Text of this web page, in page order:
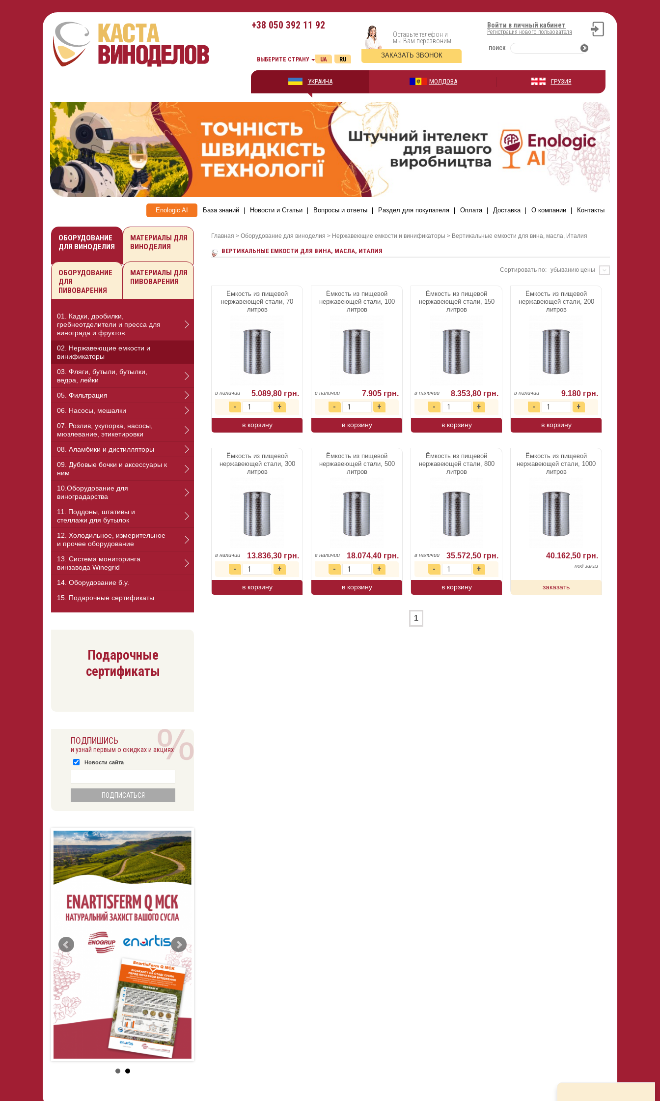
+38 050 392 11 92 Войти в личный кабинет
Регистрация нового пользователя
ПОИСК
Оставьте телефон и
мы Вам перезвоним
ЗАКАЗАТЬ ЗВОНОК
ВЫБЕРИТЕ СТРАНУ RU
UA
УКРАИНА МОЛДОВА ГРУЗИЯ
Enologic AI База знаний Новости и Статьи Вопросы и ответы Раздел для покупателя Оплата Доставка О компании Контакты
Главная > Оборудование для виноделия > Нержавеющие емкости и винификаторы > Вертикальные емкости для вина, масла, Италия
ВЕРТИКАЛЬНЫЕ ЕМКОСТИ ДЛЯ ВИНА, МАСЛА, ИТАЛИЯ
Сортировать по: убыванию цены
Ёмкость из пищевой
нержавеющей стали, 70
литров
в наличии 5.089,80 грн.
в корзину
Ёмкость из пищевой
нержавеющей стали, 100
литров
в наличии 7.905 грн.
в корзину
Ёмкость из пищевой
нержавеющей стали, 150
литров
в наличии 8.353,80 грн.
в корзину
Ёмкость из пищевой
нержавеющей стали, 200
литров
в наличии 9.180 грн.
в корзину
Ёмкость из пищевой
нержавеющей стали, 300
литров
в наличии 13.836,30 грн.
в корзину
Ёмкость из пищевой
нержавеющей стали, 500
литров
в наличии 18.074,40 грн.
в корзину
Ёмкость из пищевой
нержавеющей стали, 800
литров
в наличии 35.572,50 грн.
в корзину
Ёмкость из пищевой
нержавеющей стали, 1000
литров
40.162,50 грн.
под заказ
заказать
1
ОБОРУДОВАНИЕ
ДЛЯ ВИНОДЕЛИЯ
МАТЕРИАЛЫ ДЛЯ
ВИНОДЕЛИЯ
ОБОРУДОВАНИЕ
ДЛЯ
ПИВОВАРЕНИЯ
МАТЕРИАЛЫ ДЛЯ
ПИВОВАРЕНИЯ
01. Кадки, дробилки,
гребнеотделители и пресса для
винограда и фруктов.
02. Нержавеющие емкости и
винификаторы
03. Фляги, бутыли, бутылки,
ведра, лейки
05. Фильтрация
06. Насосы, мешалки
07. Розлив, укупорка, насосы,
мюзлевание, этикетировки
08. Аламбики и дистилляторы
09. Дубовые бочки и аксессуары к
ним
10.Оборудование для
виноградарства
11. Поддоны, штативы и
стеллажи для бутылок
12. Холодильное, измерительное
и прочее оборудование
13. Cистема мониторинга
винзавода Winegrid
14. Оборудование б.у.
15. Подарочные сертификаты
Подарочные
сертификаты
ПОДПИШИСЬ
и узнай первым о скидках и акциях
Новости сайта